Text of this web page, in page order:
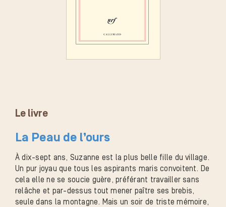
Le livre
La Peau de l’ours
À dix-sept ans, Suzanne est la plus belle fille du village.
Un pur joyau que tous les aspirants maris convoitent. De
cela elle ne se soucie guère, préférant travailler sans
relâche et par-dessus tout mener paître ses brebis,
seule dans la montagne. Mais un soir de triste mémoire,